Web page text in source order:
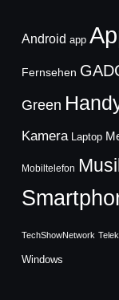
Android app
Fernsehen
Green
Kamera Laptop
Mobiltelefon
TechShowNetwork
Windows